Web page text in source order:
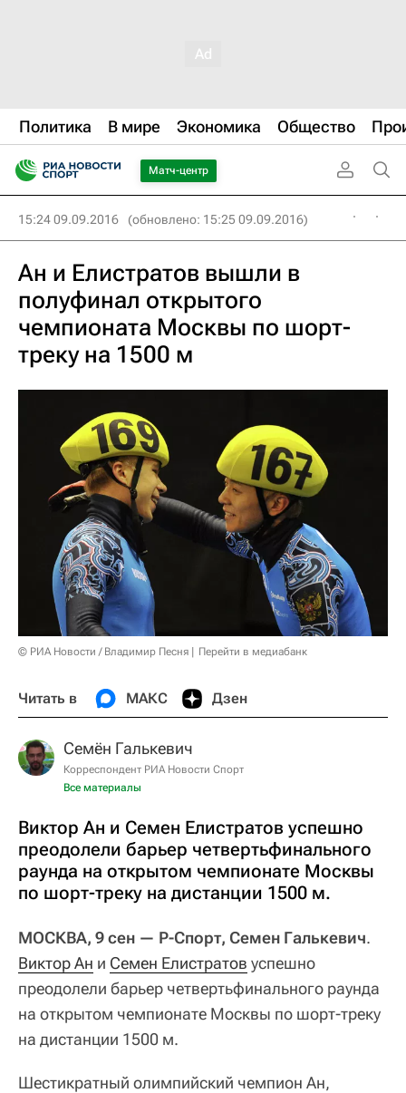
Политика В мире Экономика Общество
Матч-центр
15:24 09.09.2016 (обновлено: 15:25 09.09.2016)
Ан и Елистратов вышли в
полуфинал открытого
чемпионата Москвы по шорт-
треку на 1500 м
© РИА Новости / Владимир Песня Перейти в медиабанк
Читать в МАКС Дзен
Семён Галькевич
Корреспондент РИА Новости Спорт
Все материалы
Виктор Ан и Семен Елистратов успешно
преодолели барьер четвертьфинального
раунда на открытом чемпионате Москвы
по шорт-треку на дистанции 1500 м.
МОСКВА, 9 сен — Р-Спорт, Семен Галькевич.
Виктор Ан и Семен Елистратов успешно
преодолели барьер четвертьфинального раунда
на открытом чемпионате Москвы по шорт-треку
на дистанции 1500 м.
Шестикратный олимпийский чемпион Ан,